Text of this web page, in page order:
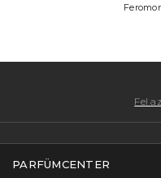
Fel
PARFÜMCENTER